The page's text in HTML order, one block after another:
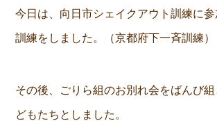
今日は、向日市シェイクアウト訓練に
訓練をしました。（京都府下一斉訓練）
その後、ごりら組のお別れ会をばんび
どもたちとしました。